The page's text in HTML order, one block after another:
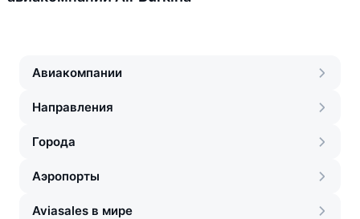
Авиакомпании
Направления
Города
Аэропорты
Aviasales в мире